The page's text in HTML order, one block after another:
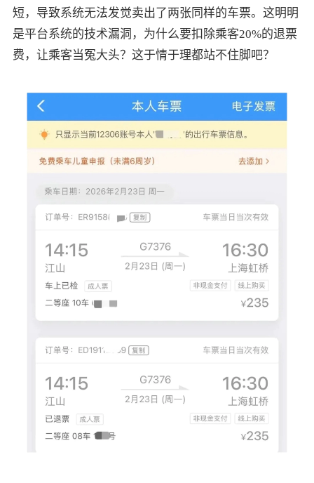
短，导致系统无法发觉卖出了两张同样的车票。这明明
是平台系统的技术漏洞，为什么要扣除乘客20%的退票
费，让乘客当冤大头？这于情于理都站不住脚吧？